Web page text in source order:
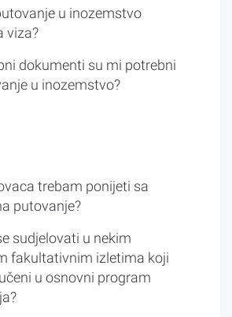
u inozemstvo
viza?
dokumenti su mi potrebni
u inozemstvo?
trebam ponijeti sa
putovanje?
sudjelovati u nekim
fakultativnim izletima koji
u osnovni program